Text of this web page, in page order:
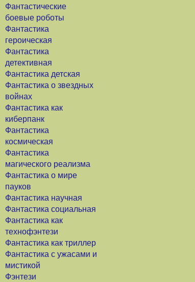
Фантастические
боевые роботы
Фантастика
героическая
Фантастика
детективная
Фантастика детская
Фантастика о звездных
войнах
Фантастика как
киберпанк
Фантастика
космическая
Фантастика
магического реализма
Фантастика о мире
пауков
Фантастика научная
Фантастика социальная
Фантастика как
технофэнтези
Фантастика как триллер
Фантастика с ужасами и
мистикой
Фэнтези